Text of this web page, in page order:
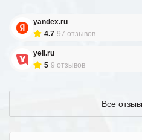
yandex.ru
4.7 97 отзывов
yell.ru
5 9 отзывов
Все